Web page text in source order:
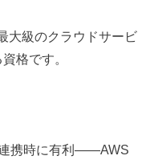
大級のクラウドサービ
格です。
携時に有利——AWS